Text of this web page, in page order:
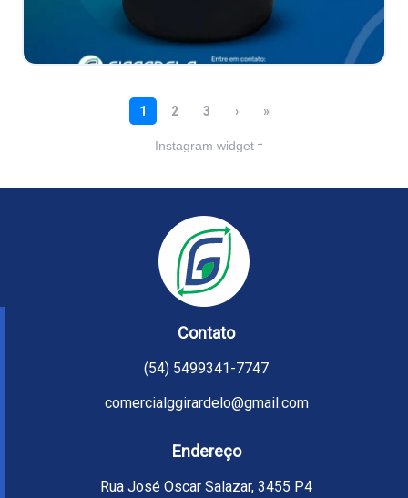
Instagram widget →
Contato
(54) 5499341-7747
comercialggirardelo@gmail.com
Endereço
Rua José Oscar Salazar, 3455 P4